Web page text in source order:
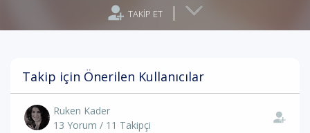
TAKİP ET |
Takip için Önerilen Kullanıcılar
Ruken Kader
13 Yorum / 11 Takipçi